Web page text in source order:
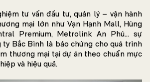
tư vấn đầu tư, quản lý – vận hành
mại lớn như Vạn Hạnh Mall, Hùng
Premium, Metrolink An Phú… sự
ty Bắc Bình là bảo chứng cho quá trình
thương mại tại dự án theo chuẩn mực
và hiệu quả.